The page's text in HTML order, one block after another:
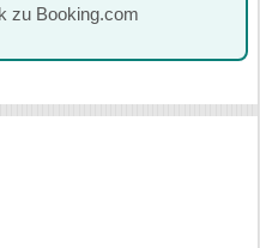
zu Booking.com